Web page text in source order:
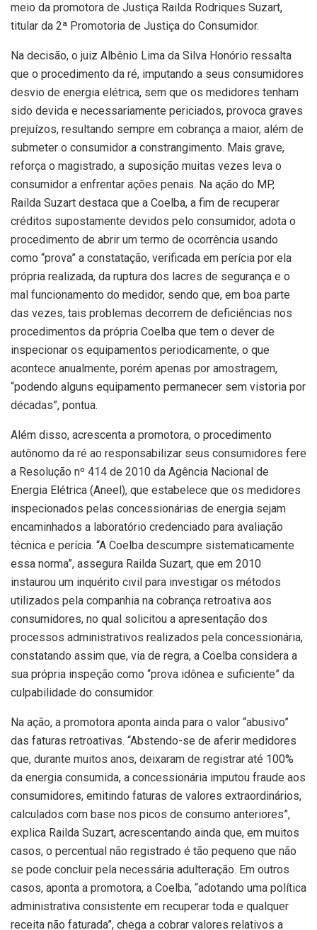
meio da promotora de Justiça Railda Rodriques Suzart,
titular da 2ª Promotoria de Justiça do Consumidor.
Na decisão, o juiz Albênio Lima da Silva Honório ressalta
que o procedimento da ré, imputando a seus consumidores
desvio de energia elétrica, sem que os medidores tenham
sido devida e necessariamente periciados, provoca graves
prejuízos, resultando sempre em cobrança a maior, além de
submeter o consumidor a constrangimento. Mais grave,
reforça o magistrado, a suposição muitas vezes leva o
consumidor a enfrentar ações penais. Na ação do MP,
Railda Suzart destaca que a Coelba, a fim de recuperar
créditos supostamente devidos pelo consumidor, adota o
procedimento de abrir um termo de ocorrência usando
como “prova” a constatação, verificada em perícia por ela
própria realizada, da ruptura dos lacres de segurança e o
mal funcionamento do medidor, sendo que, em boa parte
das vezes, tais problemas decorrem de deficiências nos
procedimentos da própria Coelba que tem o dever de
inspecionar os equipamentos periodicamente, o que
acontece anualmente, porém apenas por amostragem,
“podendo alguns equipamento permanecer sem vistoria por
décadas”, pontua.
Além disso, acrescenta a promotora, o procedimento
autônomo da ré ao responsabilizar seus consumidores fere
a Resolução nº 414 de 2010 da Agência Nacional de
Energia Elétrica (Aneel), que estabelece que os medidores
inspecionados pelas concessionárias de energia sejam
encaminhados a laboratório credenciado para avaliação
técnica e perícia. “A Coelba descumpre sistematicamente
essa norma”, assegura Railda Suzart, que em 2010
instaurou um inquérito civil para investigar os métodos
utilizados pela companhia na cobrança retroativa aos
consumidores, no qual solicitou a apresentação dos
processos administrativos realizados pela concessionária,
constatando assim que, via de regra, a Coelba considera a
sua própria inspeção como “prova idônea e suficiente” da
culpabilidade do consumidor.
Na ação, a promotora aponta ainda para o valor “abusivo”
das faturas retroativas. “Abstendo-se de aferir medidores
que, durante muitos anos, deixaram de registrar até 100%
da energia consumida, a concessionária imputou fraude aos
consumidores, emitindo faturas de valores extraordinários,
calculados com base nos picos de consumo anteriores”,
explica Railda Suzart, acrescentando ainda que, em muitos
casos, o percentual não registrado é tão pequeno que não
se pode concluir pela necessária adulteração. Em outros
casos, aponta a promotora, a Coelba, “adotando uma política
administrativa consistente em recuperar toda e qualquer
receita não faturada”, chega a cobrar valores relativos a